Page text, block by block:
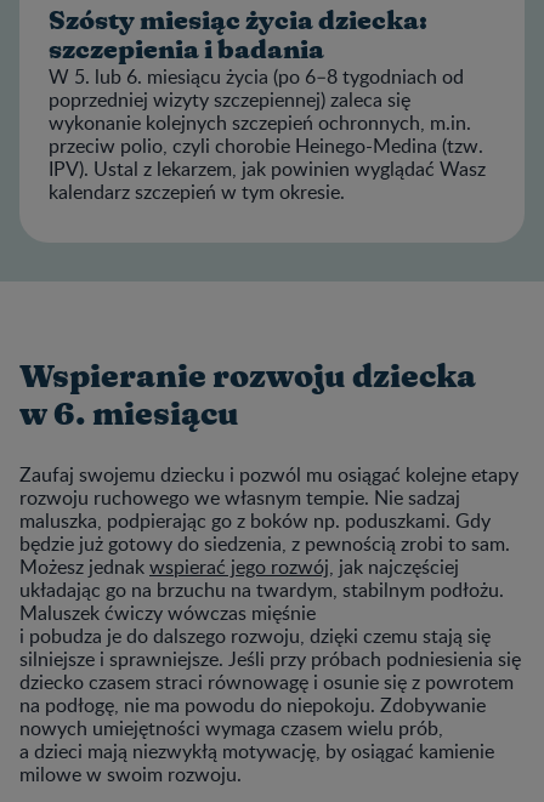
Szósty miesiąc życia dziecka:
szczepienia i badania
W 5. lub 6. miesiącu życia (po 6–8 tygodniach od
poprzedniej wizyty szczepiennej) zaleca się
wykonanie kolejnych szczepień ochronnych, m.in.
przeciw polio, czyli chorobie Heinego-Medina (tzw.
IPV). Ustal z lekarzem, jak powinien wyglądać Wasz
kalendarz szczepień w tym okresie.
Wspieranie rozwoju dziecka
w 6. miesiącu
Zaufaj swojemu dziecku i pozwól mu osiągać kolejne etapy
rozwoju ruchowego we własnym tempie. Nie sadzaj
maluszka, podpierając go z boków np. poduszkami. Gdy
będzie już gotowy do siedzenia, z pewnością zrobi to sam.
Możesz jednakwspierać jego rozwój, jak najczęściej
układając go na brzuchu na twardym, stabilnym podłożu.
Maluszek ćwiczy wówczas mięśnie
i pobudza je do dalszego rozwoju, dzięki czemu stają się
silniejsze i sprawniejsze. Jeśli przy próbach podniesienia się
dziecko czasem straci równowagę i osunie się z powrotem
na podłogę, nie ma powodu do niepokoju. Zdobywanie
nowych umiejętności wymaga czasem wielu prób,
a dzieci mają niezwykłą motywację, by osiągać kamienie
milowe w swoim rozwoju.